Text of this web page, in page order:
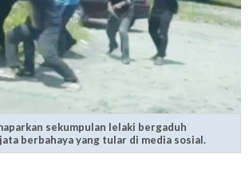
sekumpulan lelaki bergaduh
berbahaya yang tular di media sosial.